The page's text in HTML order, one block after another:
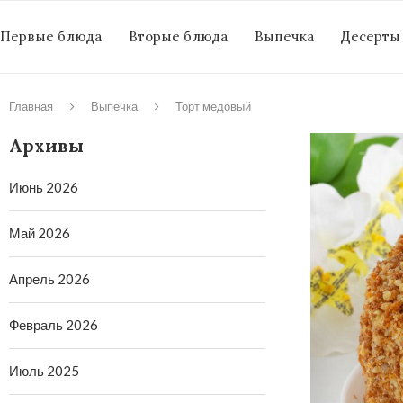
Первые блюда Вторые блюда Выпечка Десерты
Главная Выпечка Торт медовый
Архивы
Июнь 2026
Май 2026
Апрель 2026
Февраль 2026
Июль 2025